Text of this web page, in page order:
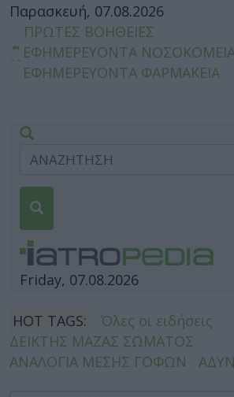
Παρασκευή, 07.08.2026
ΠΡΩΤΕΣ ΒΟΗΘΕΙΕΣ
ΕΦΗΜΕΡΕΥΟΝΤΑ
ΕΦΗΜΕΡΕΥΟΝΤΑ ΦΑΡΜΑΚΕΙΑ
Friday, 07.08.2026
HOT TAGS:
Όλες οι ειδήσεις
ΔΕΙΚΤΗΣ ΜΑΖΑΣ ΣΩΜΑΤΟΣ
ΑΝΑΛΟΓΙΑ ΜΕΣΗΣ ΓΟΦΩΝ